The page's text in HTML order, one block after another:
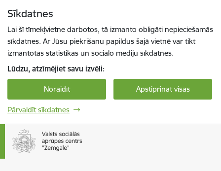
Sīkdatnes
Lai šī tīmekļvietne darbotos, tā izmanto obligāti nepieciešamās
sīkdatnes. Ar Jūsu piekrišanu papildus šajā vietnē var tikt
izmantotas statistikas un sociālo mediju sīkdatnes.
Lūdzu, atzīmējiet savu izvēli:
Noraidīt Apstiprināt visas
Pārvaldīt sīkdatnes